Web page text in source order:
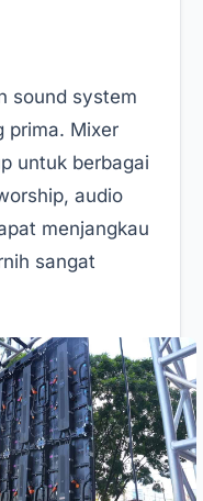
sound system
prima. Mixer
untuk berbagai
audio
menjangkau
sangat